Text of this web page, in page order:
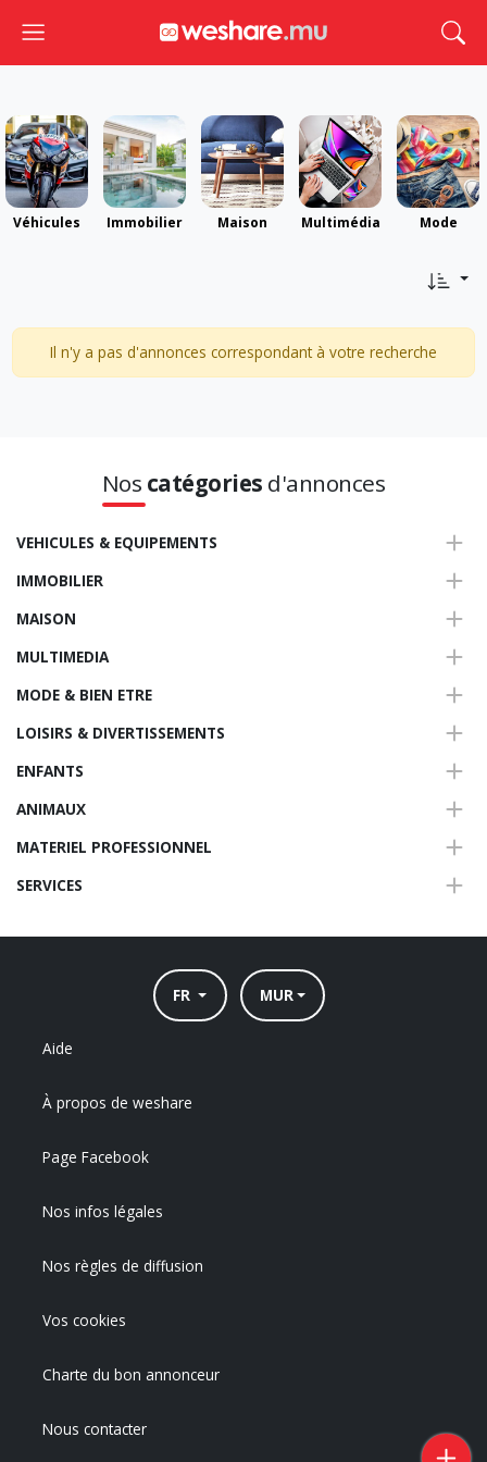
Toggle navigation
Véhicules Immobilier Maison Multimédia Mode
Il n'y a pas d'annonces correspondant à votre recherche
Nos catégories d'annonces
VEHICULES & EQUIPEMENTS
IMMOBILIER
MAISON
MULTIMEDIA
MODE & BIEN ETRE
LOISIRS & DIVERTISSEMENTS
ENFANTS
ANIMAUX
MATERIEL PROFESSIONNEL
SERVICES
FR MUR
Aide
À propos de weshare
Page Facebook
Nos infos légales
Nos règles de diffusion
Vos cookies
Charte du bon annonceur
Nous contacter